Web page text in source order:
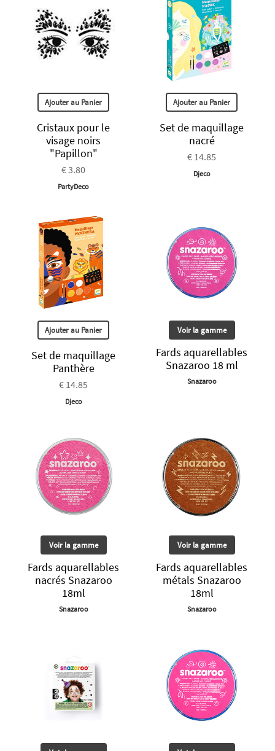
Ajouter au Panier
Cristaux pour le
visage noirs
"Papillon"
€ 3.80
PartyDeco
Ajouter au Panier
Set de maquillage
nacré
€ 14.85
Djeco
Ajouter au Panier
Set de maquillage
Panthère
€ 14.85
Djeco
Voir la gamme
Fards aquarellables
Snazaroo 18 ml
Snazaroo
Voir la gamme
Fards aquarellables
nacrés Snazaroo
18ml
Snazaroo
Voir la gamme
Fards aquarellables
métals Snazaroo
18ml
Snazaroo